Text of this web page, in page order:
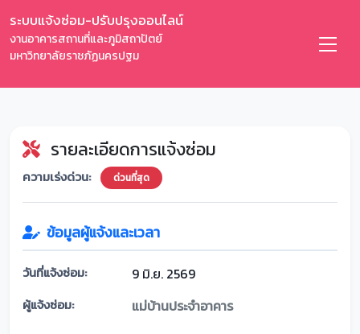
ระบบแจ้งซ่อม-ปรับปรุงออนไลน์
งานอาคารสถานที่และภูมิสถาปัตย์
มหาวิทยาลัยราชภัฏนครปฐม
รายละเอียดการแจ้งซ่อม
ความเร่งด่วน: ด่วนที่สุด
ข้อมูลผู้แจ้งและเวลา
วันที่แจ้งซ่อม: 9 มิ.ย. 2569
ผู้แจ้งซ่อม: แม่บ้านประจำอาคาร